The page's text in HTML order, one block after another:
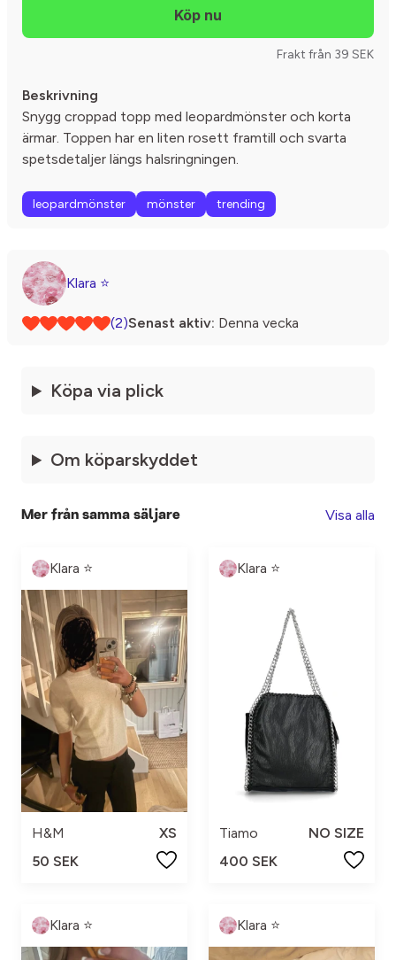
Frakt från 39 SEK
Beskrivning
Snygg croppad topp med leopardmönster och korta
ärmar. Toppen har en liten rosett framtill och svarta
spetsdetaljer längs halsringningen.
leopardmönster mönster trending
Klara ⭐️
(2)Senast aktiv: Denna vecka
Köpa via plick
Om köparskyddet
Mer från samma säljare Visa alla
Klara ⭐️
H&M
XS
50 SEK
Klara ⭐️
Tiamo
NO SIZE
400 SEK
Klara ⭐️ Klara ⭐️